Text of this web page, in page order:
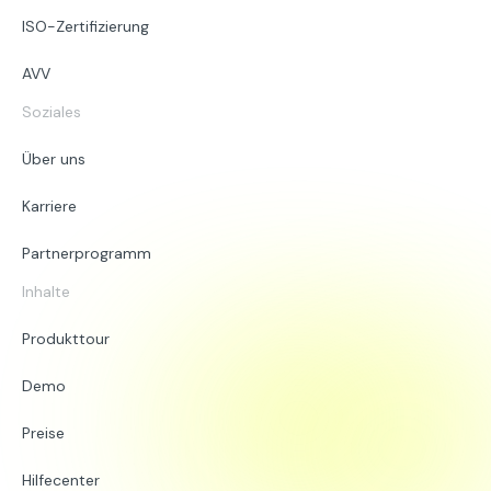
Inhalte
Produkttour
Demo
Preise
Hilfecenter
Soziales
Über uns
Karriere
Partnerprogramm
ISO-Zertifizierung
AVV